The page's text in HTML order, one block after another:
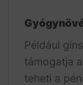
Például
támogatja
teheti a